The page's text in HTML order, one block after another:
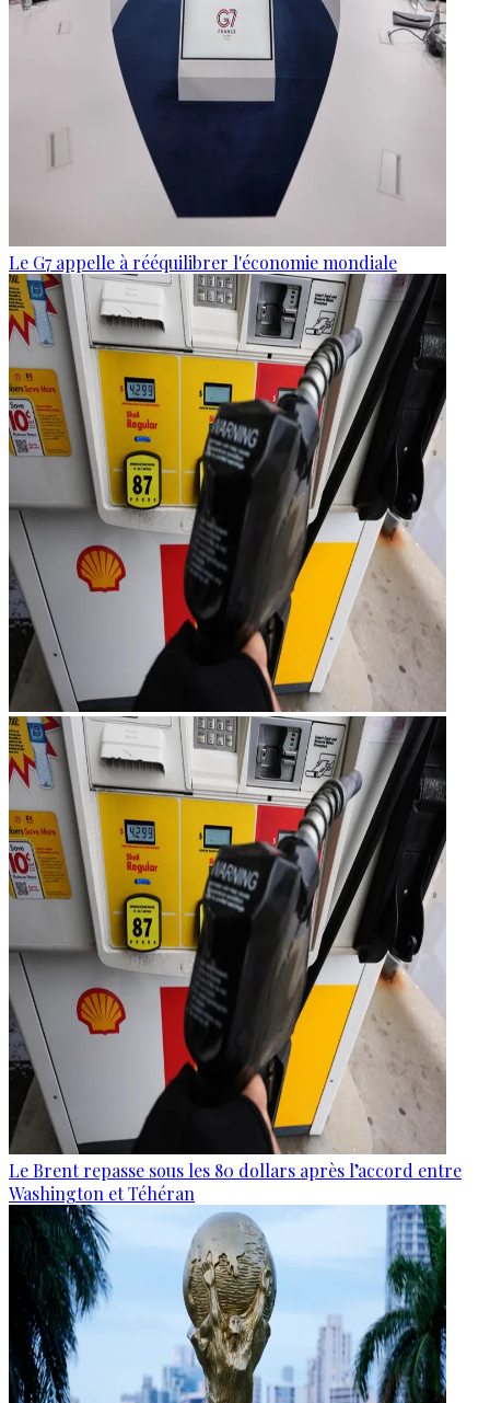
Le G7 appelle à rééquilibrer l'économie mondiale
Le Brent repasse sous les 80 dollars après l’accord entre
Washington et Téhéran